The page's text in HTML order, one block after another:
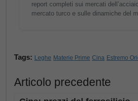
report completi sui mercati
mercato turco e sulle dinamiche del
Tags: Leghe Materie Prime Cina Estremo
Articolo precedente